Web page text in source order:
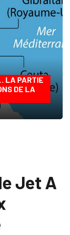
LA PARTIE
DE LA
Jet A